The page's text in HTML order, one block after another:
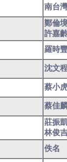
南台
鄭倫
許嘉
羅時
沈文
蔡小
蔡佳
莊振
林俊
佚名